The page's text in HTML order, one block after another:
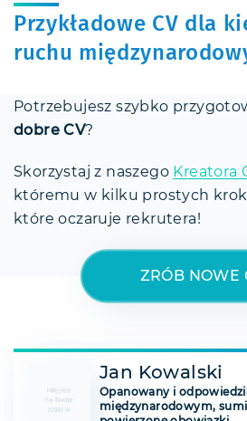
Przykładowe CV dla
ruchu
Potrzebujesz szybko
dobre CV?
Skorzystaj z naszego Kreatora
któremu w kilku prostych
które oczaruje rekrutera!
ZRÓB NOWE
Jan Kowalski
Opanowany i
międzynarodowym,